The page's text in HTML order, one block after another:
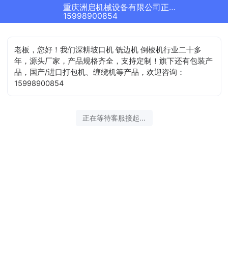
重庆洲启机械设备有限公司正在为您服务
15998900854
老板，您好！我们深耕坡口机 铣边机 倒棱机行业二十多
年，源头厂家，产品规格齐全，支持定制！旗下还有包装产
品，国产/进口打包机、缠绕机等产品，欢迎咨询：
15998900854
正在等待客服接起...